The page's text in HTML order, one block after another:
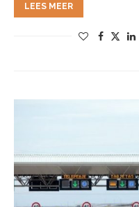
LEES MEER